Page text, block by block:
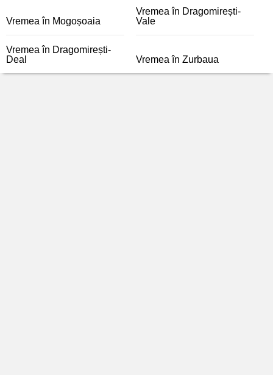
Vremea în Mogoșoaia
Vremea în Dragomirești-
Vale
Vremea în Dragomirești-
Deal
Vremea în Zurbaua